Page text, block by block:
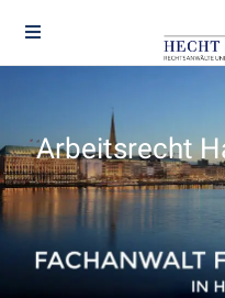
Arbeitsrecht